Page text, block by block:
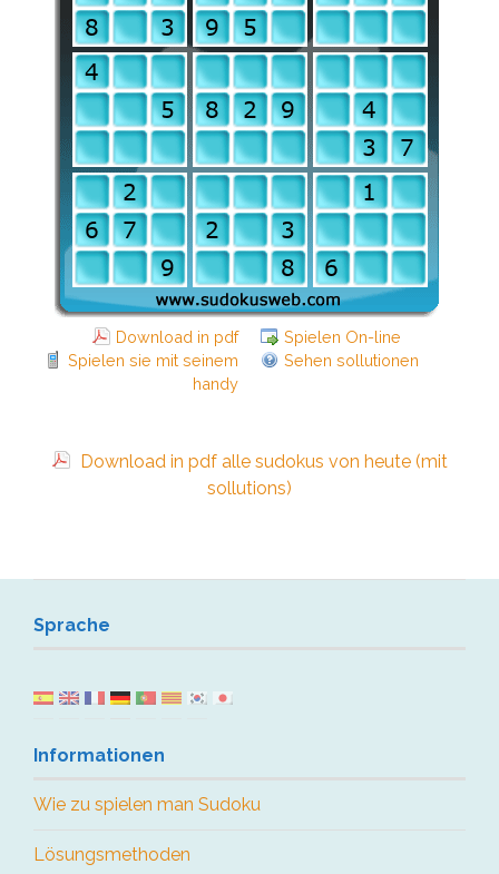
Download in pdf
Spielen On-line
Spielen sie mit seinem
handy
Sehen sollutionen
Download in pdf alle sudokus von heute (mit
sollutions)
Sprache
Informationen
Wie zu spielen man Sudoku
Lösungsmethoden